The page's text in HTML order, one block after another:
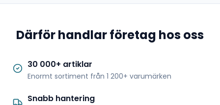
Därför handlar företag hos oss
30 000+ artiklar
Enormt sortiment från 1 200+ varumärken
Snabb hantering